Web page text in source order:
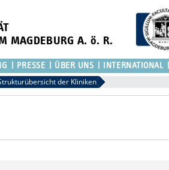
MAGDEBURG A. ö. R.
PRESSE ÜBER UNS INTERNATIONAL
der Kliniken